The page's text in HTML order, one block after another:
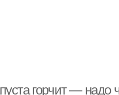
горчит — надо